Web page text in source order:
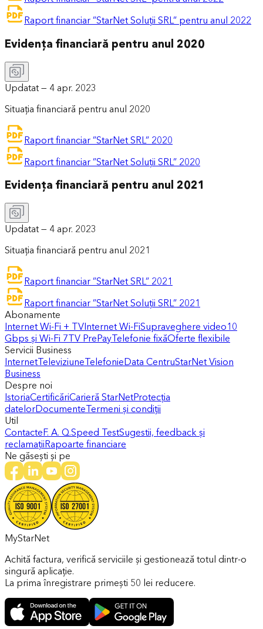
Raport financiar ”StarNet Soluții SRL” pentru anul 2022
Evidența financiară pentru anul 2020
Updatat — 4 apr. 2023
Situația financiară pentru anul 2020
Raport financiar ”StarNet SRL” 2020
Raport financiar ”StarNet Soluții SRL” 2020
Evidența financiară pentru anul 2021
Updatat — 4 apr. 2023
Situația financiară pentru anul 2021
Raport financiar ”StarNet SRL” 2021
Raport financiar ”StarNet Soluții SRL” 2021
Abonamente
Internet Wi-Fi + TVInternet Wi-FiSupraveghere video10
Gbps și Wi-Fi 7TV PrePayTelefonie fixăOferte flexibile
Servicii Business
InternetTeleviziuneTelefonieData CentruStarNet Vision
Business
Despre noi
IstoriaCertificăriCarieră StarNetProtecția
datelorDocumenteTermeni și condiții
Util
ContacteF. A. Q.Speed TestSugestii, feedback și
reclamațiiRapoarte financiare
Ne găsești și pe
MyStarNet
Achită factura, verifică serviciile și gestionează totul dintr-o
singură aplicație.
La prima înregistrare primești 50 lei reducere.